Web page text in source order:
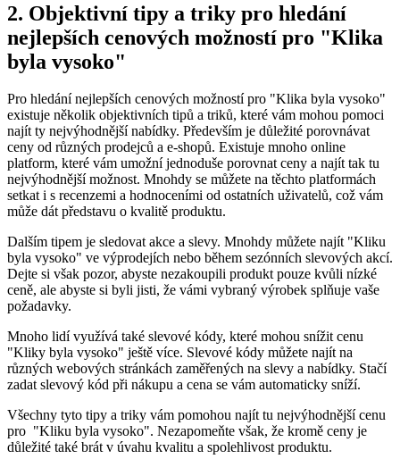
2.​ Objektivní tipy⁣ a triky pro hledání
nejlepších cenových možností pro⁢ "Klika
‌byla vysoko"
Pro hledání nejlepších cenových možností pro "Klika byla vysoko"
existuje ‍několik objektivních tipů a ⁣triků, které vám ‍mohou pomoci
najít ty nejvýhodnější nabídky. Především je důležité porovnávat
ceny ‍od různých prodejců a e-shopů. Existuje mnoho online
platform, které vám⁣ umožní‌ jednoduše‍ porovnat ceny a ⁤najít‌ tak ‍tu
nejvýhodnější ⁣možnost. Mnohdy‌ se můžete na ‍těchto platformách
setkat ⁤i⁣ s recenzemi ‍a⁢ hodnoceními od ostatních‍ uživatelů, ⁢což vám
⁢může dát představu o ⁢kvalitě produktu.
Dalším tipem ⁤je ‌sledovat akce a​ slevy.⁤ Mnohdy můžete najít "Kliku
byla vysoko" ve výprodejích nebo během sezónních slevových akcí.
Dejte si však pozor, abyste nezakoupili produkt pouze kvůli nízké⁢
ceně, ‌ale abyste ‍si byli jisti, že‌ vámi vybraný výrobek splňuje‍ vaše
požadavky.
Mnoho lidí využívá také ​slevové kódy, které ‌mohou snížit cenu
"Kliky byla ⁢vysoko" ‍ještě‍ více.​ Slevové kódy můžete najít ‌na
různých ‌webových ⁢stránkách zaměřených na ‌slevy a‌ nabídky. Stačí
zadat slevový kód při nákupu a‍ cena se vám automaticky sníží.
Všechny tyto ​tipy ‌a ‍triky​ vám pomohou najít‌ tu nejvýhodnější cenu
pro ⁣ "Kliku⁢ byla vysoko". Nezapomeňte ⁢však, že⁤ kromě ceny je
důležité také ​brát v úvahu kvalitu a‌ spolehlivost produktu.